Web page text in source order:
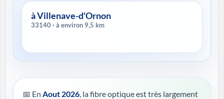
à Villenave-d'Ornon
33140 · à environ 9,5 km
📅 En Aout 2026, la fibre optique est très largement